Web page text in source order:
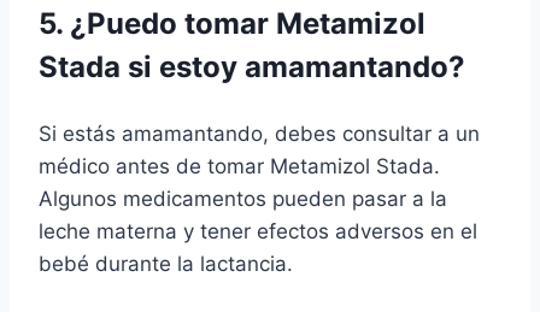
5. ¿Puedo tomar Metamizol
Stada si estoy amamantando?
Si estás amamantando, debes consultar a un
médico antes de tomar Metamizol Stada.
Algunos medicamentos pueden pasar a la
leche materna y tener efectos adversos en el
bebé durante la lactancia.